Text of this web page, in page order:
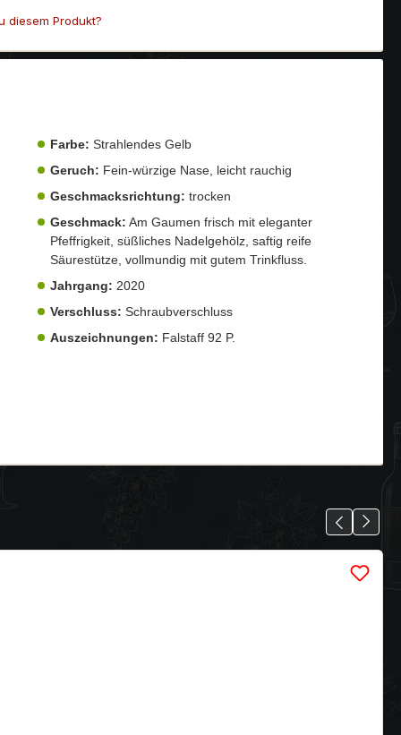
diesem Produkt?
Farbe: Strahlendes Gelb
Geruch: Fein-würzige Nase, leicht rauchig
Geschmacksrichtung: trocken
Geschmack: Am Gaumen frisch mit eleganter
Pfeffrigkeit, süßliches Nadelgehölz, saftig reife
Säurestütze, vollmundig mit gutem Trinkfluss.
Jahrgang: 2020
Verschluss: Schraubverschluss
Auszeichnungen: Falstaff 92 P.